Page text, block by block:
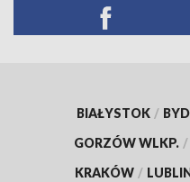
BIAŁYSTOK /
GORZÓW WLKP. /
KRAKÓW /